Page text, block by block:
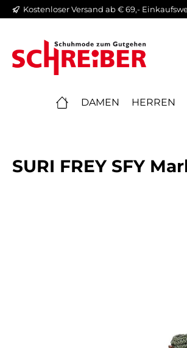
Zur Hauptnavigation
Kostenloser Versand ab € 69,-
DAMEN HERREN
SURI FREY SFY